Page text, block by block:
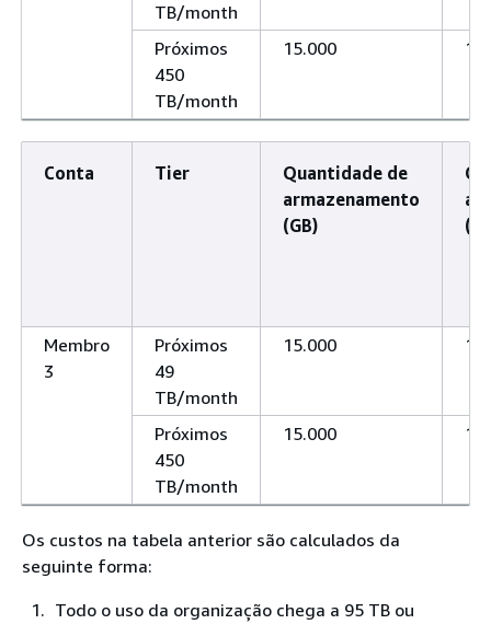
TB/month
Próximos
450
TB/month
15.000 15
Conta Tier
Quantidade de
armazenamento
(GB)
Membro
3
Próximos
49
TB/month
15.000 15
Próximos
450
TB/month
15.000 15
Os custos na tabela anterior são calculados da
seguinte forma:
Todo o uso da organização chega a 95 TB ou